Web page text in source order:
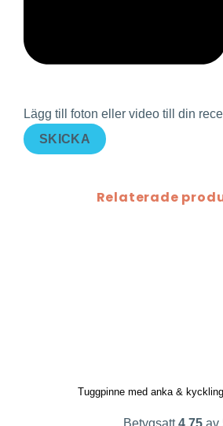
Lägg till foton eller video till din
SKICKA
Relaterade
Tuggpinne med anka &
Betygsatt4.75av